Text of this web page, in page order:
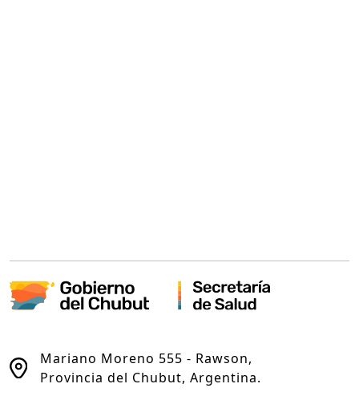
Mariano Moreno 555 - Rawson,
Provincia del Chubut, Argentina.